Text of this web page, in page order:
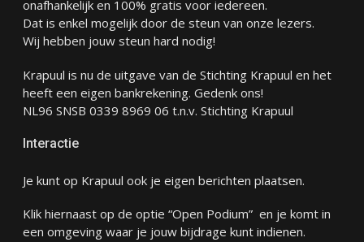
onafhankelijk en 100% gratis voor iedereen.
Dat is enkel mogelijk door de steun van onze lezers.
Wij hebben jouw steun hard nodig!
Krapuul is nu de uitgave van de Stichting Krapuul en het
heeft een eigen bankrekening. Gedenk ons!
NL96 SNSB 0339 8969 06 t.n.v. Stichting Krapuul
Interactie
Je kunt op Krapuul ook je eigen berichten plaatsen.
Klik hiernaast op de optie “Open Podium” en je komt in
een omgeving waar je jouw bijdrage kunt indienen.